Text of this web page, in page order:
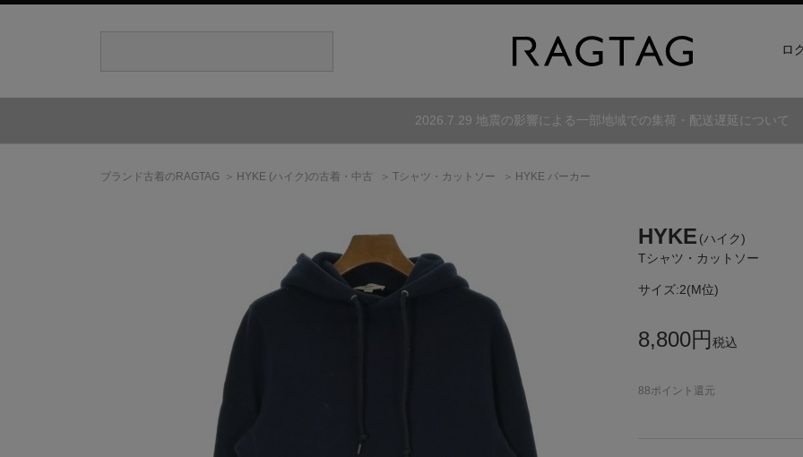
ロ
2026.7.29 地震の影響による一部地域での集荷・配送遅延について
ブランド古着のRAGTAG HYKE (ハイク)の古着・中古 Tシャツ・カットソー HYKE パーカー
HYKE (ハイク)
Tシャツ・カットソー
サイズ:2(M位)
8,800円 税込
88ポイント還元